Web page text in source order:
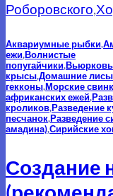
Роборовского,
Аквариумные рыбки,
ежи,Волнистые
попугайчики,
крысы,Домашние лисы
гекконы,Морские
африканских ежей,
кроликов,Разведение
песчанок,Разведение
амадина),Сирийские
Создание